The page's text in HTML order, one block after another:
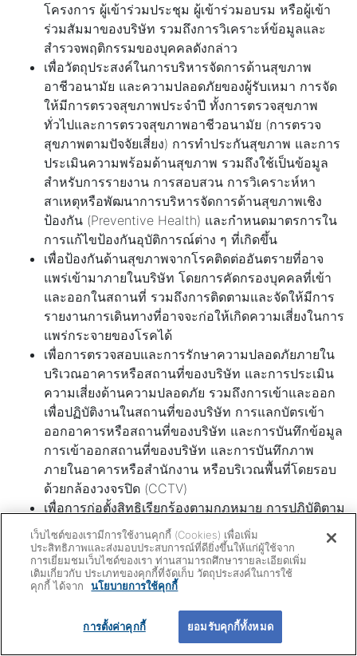
โครงการ ผู้เข้าร่วมประชุม ผู้เข้าร่วมอบรม หรือผู้เข้า
ร่วมสัมมาของบริษัท รวมถึงการวิเคราะห์ข้อมูลและ
สำรวจพฤติกรรมของบุคคลดังกล่าว
เพื่อวัตถุประสงค์ในการบริหารจัดการด้านสุขภาพ
อาชีวอนามัย และความปลอดภัยของผู้รับเหมา การจัด
ให้มีการตรวจสุขภาพประจำปี ทั้งการตรวจสุขภาพ
ทั่วไปและการตรวจสุขภาพอาชีวอนามัย (การตรวจ
สุขภาพตามปัจจัยเสี่ยง) การทำประกันสุขภาพ และการ
ประเมินความพร้อมด้านสุขภาพ รวมถึงใช้เป็นข้อมูล
สำหรับการรายงาน การสอบสวน การวิเคราะห์หา
สาเหตุหรือพัฒนาการบริหารจัดการด้านสุขภาพเชิง
ป้องกัน (Preventive Health) และกำหนดมาตรการใน
การแก้ไขป้องกันอุบัติการณ์ต่าง ๆ ที่เกิดขึ้น
เพื่อป้องกันด้านสุขภาพจากโรคติดต่ออันตรายที่อาจ
แพร่เข้ามาภายในบริษัท โดยการคัดกรองบุคคลที่เข้า
และออกในสถานที่ รวมถึงการติดตามและจัดให้มีการ
รายงานการเดินทางที่อาจจะก่อให้เกิดความเสี่ยงในการ
แพร่กระจายของโรคได้
เพื่อการตรวจสอบและการรักษาความปลอดภัยภายใน
บริเวณอาคารหรือสถานที่ของบริษัท และการประเมิน
ความเสี่ยงด้านความปลอดภัย รวมถึงการเข้าและออก
เพื่อปฏิบัติงานในสถานที่ของบริษัท การแลกบัตรเข้า
ออกอาคารหรือสถานที่ของบริษัท และการบันทึกข้อมูล
การเข้าออกสถานที่ของบริษัท และการบันทึกภาพ
ภายในอาคารหรือสำนักงาน หรือบริเวณพื้นที่โดยรอบ
ด้วยกล้องวงจรปิด (CCTV)
เพื่อการก่อตั้งสิทธิเรียกร้องตามกฎหมาย การปฏิบัติตาม
หรือการใช้สิทธิเรียกร้องตามกฎหมาย หรือการยกขึ้น
ต่อสู้สิทธิเรียกร้องตามกฎหมาย การดำเนินคดีต่าง ๆ
ตลอดจนการดำเนินการเพื่อบังคับคดีตามกฎหมาย เช่น
การสอบสวนและ/หรือการไต่สวนโดยเจ้าหน้าที่รัฐ
ชั้นศาล เป็นต้น
เพื่อการตรวจสอบหรือตรวจประเมินโดยผู้ตรวจสอบ
เว็บไซต์ของเรามีการใช้งานคุกกี้ (Cookies) เพื่อเพิ่ม
ประสิทธิภาพและส่งมอบประสบการณ์ที่ดียิ่งขึ้นให้แก่ผู้ใช้จาก
การเยี่ยมชมเว็บไซด์ของเรา ท่านสามารถศึกษารายละเอียดเพิ่ม
เติมเกี่ยวกับ ประเภทของคุกกี้ที่จัดเก็บ วัตถุประสงค์ในการใช้
คุกกี้ ได้จาก
นโยบายการใช้คุกกี้
การตั้งค่าคุกกี้ ยอมรับคุกกี้ทั้งหมด